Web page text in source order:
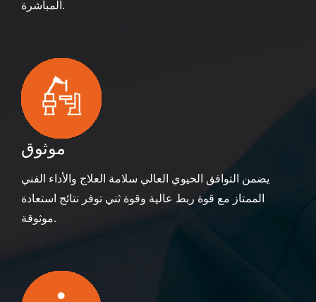
المباشرة.
موثوق
يضمن التوافق الحيوي العالي سلامة العلاج والأداء الفني
الممتاز مع قوة ربط عالية وقوة ثني توفر نتائج استعادة
موثوقة.